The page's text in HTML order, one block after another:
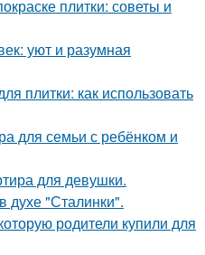
плитки: советы и
уют и разумная
плитки: как использовать
для семьи с ребёнком и
для девушки.
духе "Сталинки".
родители купили для